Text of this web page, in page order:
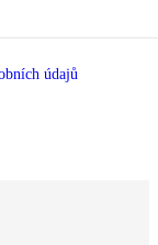
údajů